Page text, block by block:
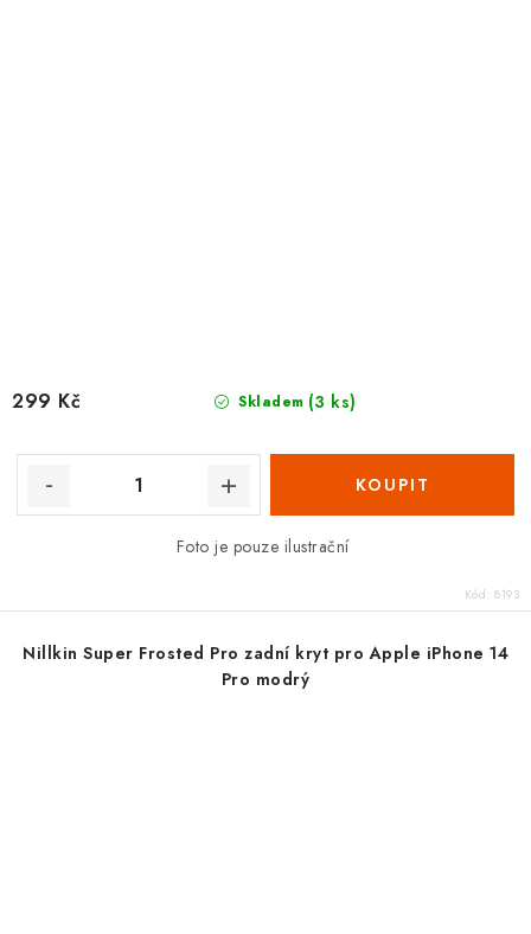
Skladem (3 ks)
299 Kč
Foto je pouze ilustrační
Kód: 8193
Nillkin Super Frosted Pro zadní kryt pro Apple iPhone 14
Pro modrý